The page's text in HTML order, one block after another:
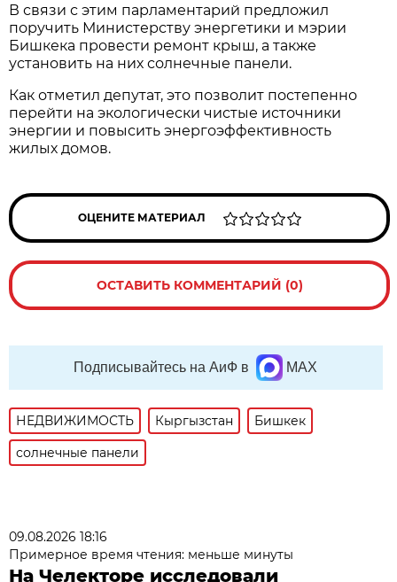
В связи с этим парламентарий предложил
поручить Министерству энергетики и мэрии
Бишкека провести ремонт крыш, а также
установить на них солнечные панели.
Как отметил депутат, это позволит постепенно
перейти на экологически чистые источники
энергии и повысить энергоэффективность
жилых домов.
ОЦЕНИТЕ МАТЕРИАЛ
ОСТАВИТЬ КОММЕНТАРИЙ (0)
Подписывайтесь на АиФ в MAX
НЕДВИЖИМОСТЬ Кыргызстан
Бишкек
солнечные панели
09.08.2026 18:16
Примерное время чтения: меньше минуты
На Челекторе исследовали